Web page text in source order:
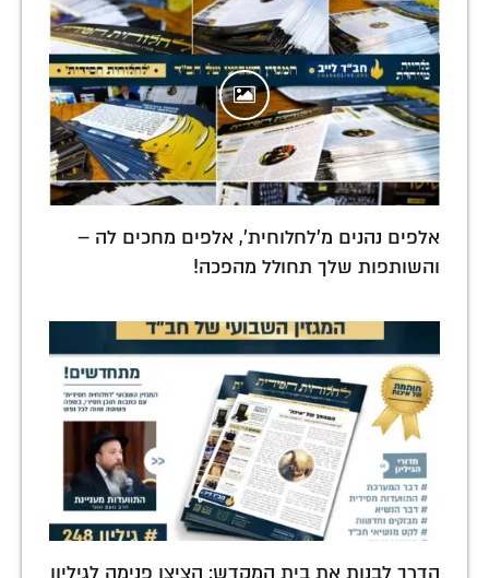
אלפים נהנים מ'לחלוחית', אלפים מחכים לה –
והשותפות שלך תחולל מהפכה!